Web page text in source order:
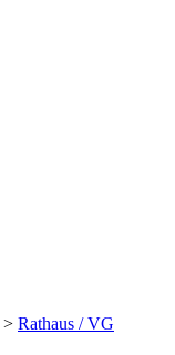
> Rathaus / VG